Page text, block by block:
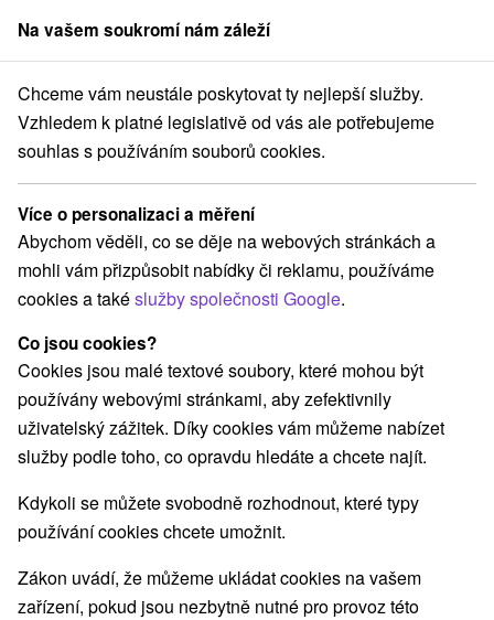
člen skupinySorger
Demänová Apartments **** Demänová - Liptovský Mikuláš
Demänová Apartments★
Demänová - Liptovský Mikuláš
Liptovský Mikuláš
Rezervace a výběr pobytu
Navigovat do místa
O ZAŘÍZENÍ POBYTY VYBAVENÍ RECENZE
10,0 vynikající·3 recenze
Na vašem soukromí nám záleží
Chceme vám neustále poskytovat ty nejlepší služby.
Vzhledem k platné legislativě od vás ale potřebujeme
souhlas s používáním souborů cookies.
Více o personalizaci a měření
Abychom věděli, co se děje na webových stránkách a
mohli vám přizpůsobit nabídky či reklamu, používáme
cookies a takéslužby společnosti Google.
Co jsou cookies?
Cookies jsou malé textové soubory, které mohou být
používány webovými stránkami, aby zefektivnily
uživatelský zážitek. Díky cookies vám můžeme nabízet
služby podle toho, co opravdu hledáte a chcete najít.
Kdykoli se můžete svobodně rozhodnout, které typy
používání cookies chcete umožnit.
Zákon uvádí, že můžeme ukládat cookies na vašem
zařízení, pokud jsou nezbytně nutné pro provoz této